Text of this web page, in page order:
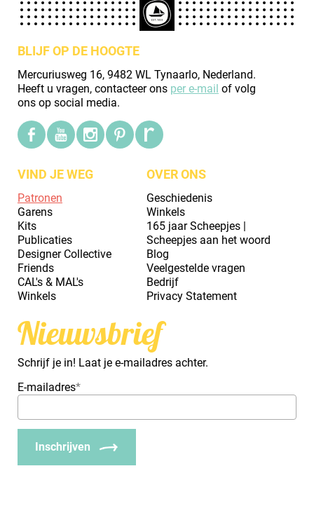
BLIJF OP DE HOOGTE
Mercuriusweg 16, 9482 WL Tynaarlo, Nederland.
Heeft u vragen, contacteer ons per e-mail of volg
ons op social media.
VIND JE WEG
Patronen
Garens
Kits
Publicaties
Designer Collective
Friends
CAL's & MAL's
Winkels
OVER ONS
Geschiedenis
Winkels
165 jaar Scheepjes |
Scheepjes aan het woord
Blog
Veelgestelde vragen
Bedrijf
Privacy Statement
Nieuwsbrief
Schrijf je in! Laat je e-mailadres achter.
E-mailadres*
Inschrijven